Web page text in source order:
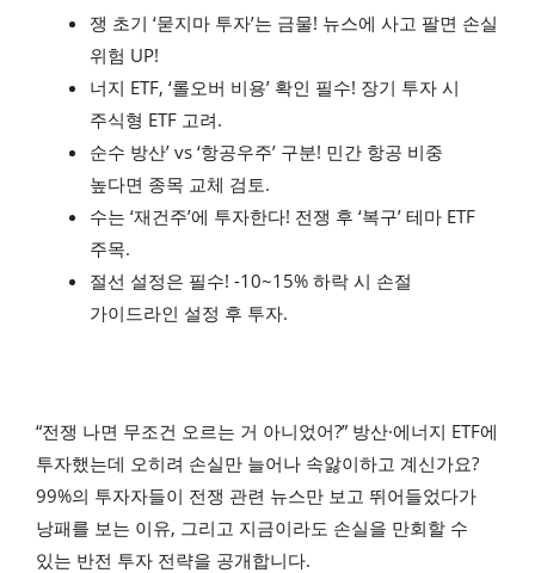
쟁 초기 ‘묻지마 투자’는 금물! 뉴스에 사고 팔면 손실
위험 UP!
너지 ETF, ‘롤오버 비용’ 확인 필수! 장기 투자 시
주식형 ETF 고려.
순수 방산’ vs ‘항공우주’ 구분! 민간 항공 비중
높다면 종목 교체 검토.
수는 ‘재건주’에 투자한다! 전쟁 후 ‘복구’ 테마 ETF
주목.
절선 설정은 필수! -10~15% 하락 시 손절
가이드라인 설정 후 투자.
“전쟁 나면 무조건 오르는 거 아니었어?” 방산·에너지 ETF에
투자했는데 오히려 손실만 늘어나 속앓이하고 계신가요?
99%의 투자자들이 전쟁 관련 뉴스만 보고 뛰어들었다가
낭패를 보는 이유, 그리고 지금이라도 손실을 만회할 수
있는 반전 투자 전략을 공개합니다.